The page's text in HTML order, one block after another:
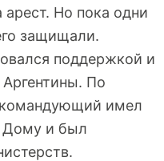
Но пока одни
защищали.
поддержкой и
Аргентины. По
командующий имел
Дому и был